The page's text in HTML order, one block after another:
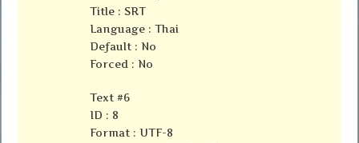
Title : SRT
Language : Thai
Default : No
Forced : No
Text #6
ID : 8
Format : UTF-8